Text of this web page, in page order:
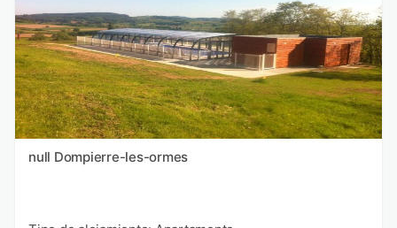
null Dompierre-les-ormes